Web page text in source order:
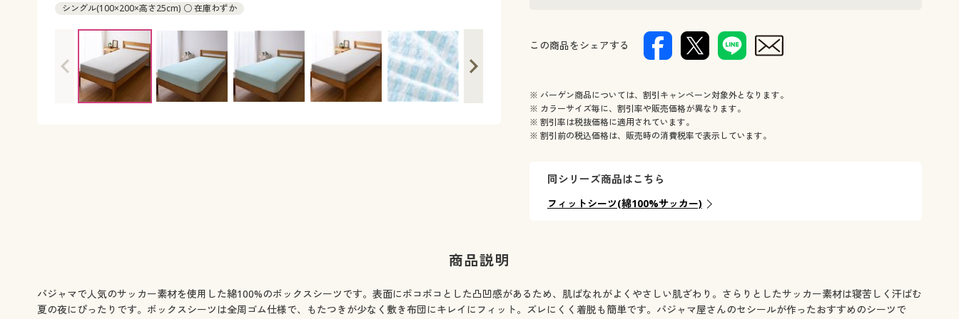
シングル(100×200×高さ25cm) ○ 在庫わずか
この商品をシェアする
※ バーゲン商品については、割引キャンペーン対象外となります。
※ カラーサイズ毎に、割引率や販売価格が異なります。
※ 割引率は税抜価格に適用されています。
※ 割引前の税込価格は、販売時の消費税率で表示しています。
同シリーズ商品はこちら
フィットシーツ(綿100%サッカー)
商品説明
パジャマで人気のサッカー素材を使用した綿100%のボックスシーツです。表面にポコポコとした凸凹感があるため、肌ばなれがよくやさしい肌ざわり。さらりとしたサッカー素材は寝苦しく汗ばむ
夏の夜にぴったりです。ボックスシーツは全周ゴム仕様で、もたつきが少なく敷き布団にキレイにフィット。ズレにくく着脱も簡単です。パジャマ屋さんのセシールが作ったおすすめのシーツで